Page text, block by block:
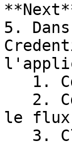
5.
le flux